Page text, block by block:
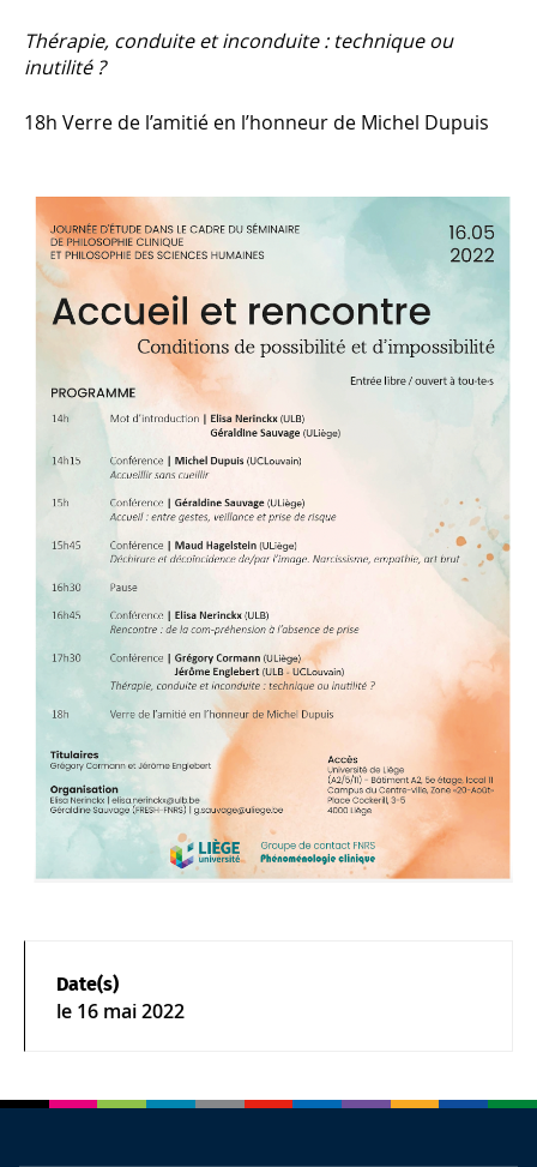
Thérapie, conduite et inconduite : technique ou
inutilité ?
18h Verre de l’amitié en l’honneur de Michel Dupuis
Date(s)
le16 mai 2022